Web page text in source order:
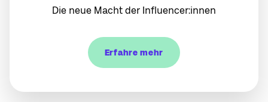
Die neue Macht der Influencer:innen
Erfahre mehr